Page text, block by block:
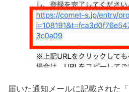
届いた通知メールに記載された